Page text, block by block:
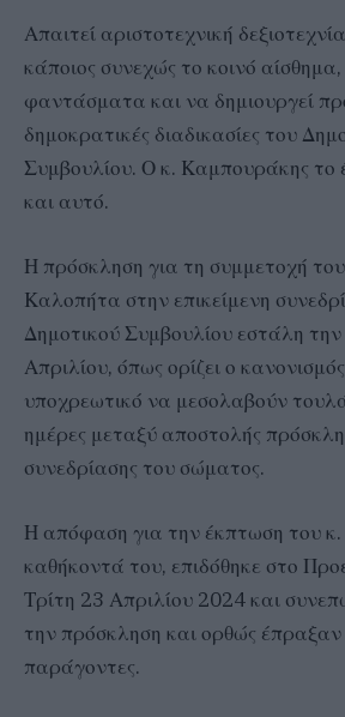
Απαιτεί αριστοτεχνική
κάποιος συνεχώς το κοινό
φαντάσματα και να δημιουργεί
δημοκρατικές διαδικασίες του
Συμβουλίου. Ο κ. Καμπουράκης το
και αυτό.
Η πρόσκληση για τη συμμετοχή
Καλοπήτα στην επικείμενη
Δημοτικού Συμβουλίου εστάλη
Απριλίου, όπως ορίζει ο
υποχρεωτικό να μεσολαβούν
ημέρες μεταξύ αποστολής
συνεδρίασης του σώματος.
Η απόφαση για την έκπτωση του
καθήκοντά του, επιδόθηκε στο
Τρίτη 23 Απριλίου 2024 και
την πρόσκληση και ορθώς έπραξαν
παράγοντες.